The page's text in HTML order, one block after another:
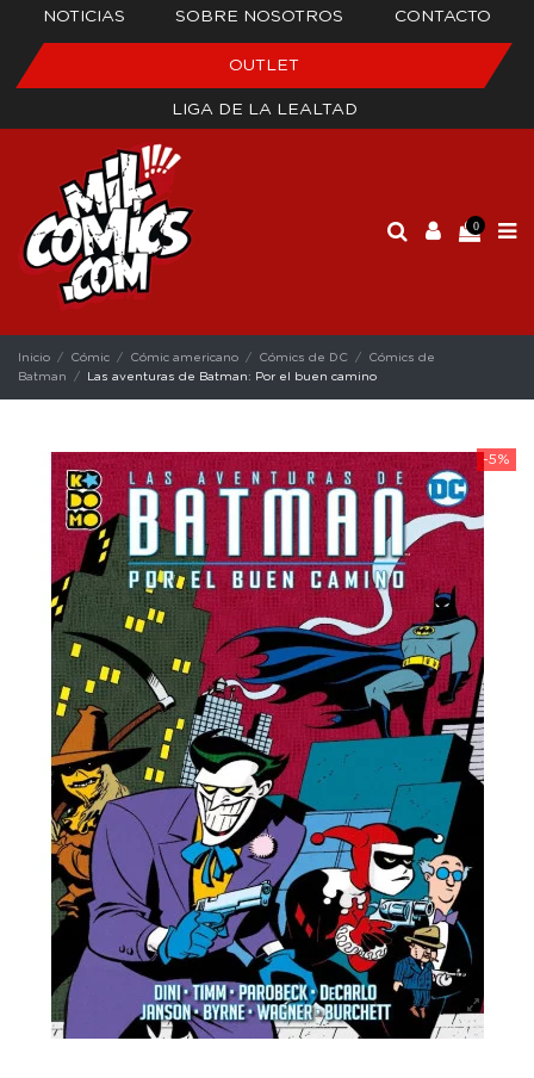
NOTICIAS SOBRE NOSOTROS CONTACTO
OUTLET
LIGA DE LA LEALTAD
0
Inicio Cómic Cómic americano Cómics de DC
Cómics de
Batman
Las aventuras de Batman: Por el buen camino
-5%